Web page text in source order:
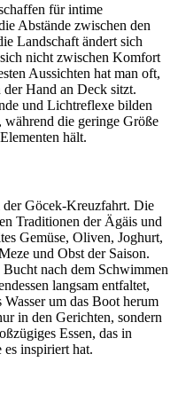
für intime
Abstände zwischen den
Landschaft ändert sich
nicht zwischen Komfort
Aussichten hat man oft,
Hand an Deck sitzt.
und Lichtreflexe bilden
während die geringe Größe
hält.
der Göcek-Kreuzfahrt. Die
Traditionen der Ägäis und
Gemüse, Oliven, Joghurt,
und Obst der Saison.
nach dem Schwimmen
langsam entfaltet,
um das Boot herum
in den Gerichten, sondern
Essen, das in
inspiriert hat.